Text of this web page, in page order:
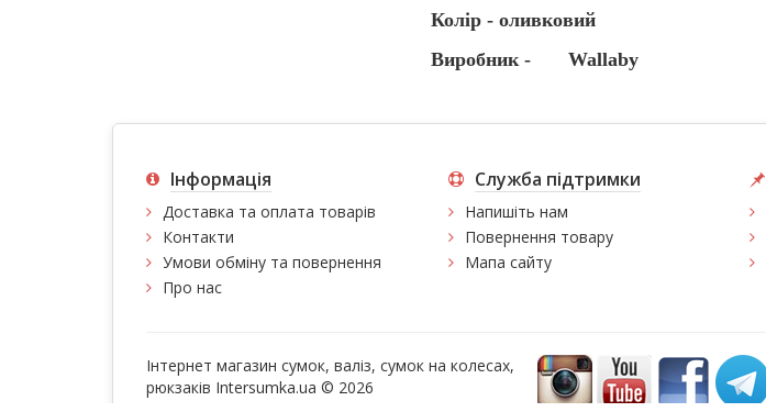
Колір - оливковий
Виробник -
Wallaby
Інформація
Доставка та оплата товарів
Контакти
Умови обміну та повернення
Про нас
Служба підтримки
Напишіть нам
Повернення товару
Мапа сайту
Інтернет магазин сумок, валіз, сумок на колесах,
рюкзаків Intersumka.ua © 2026